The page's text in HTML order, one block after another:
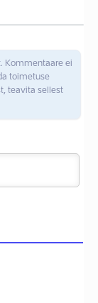
Kommentaare ei
toimetuse
teavita sellest